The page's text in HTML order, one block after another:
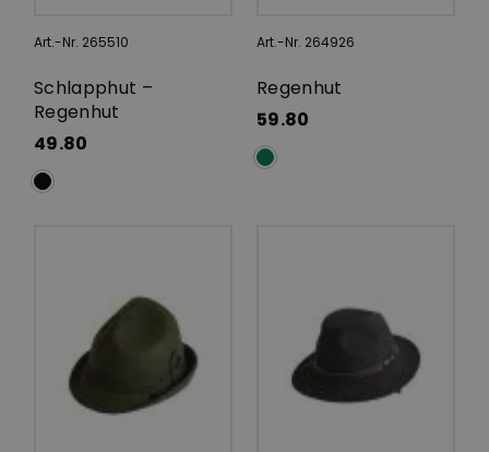
Art.-Nr. 265510
Schlapphut –
Regenhut
49.80
Art.-Nr. 264926
Regenhut
59.80